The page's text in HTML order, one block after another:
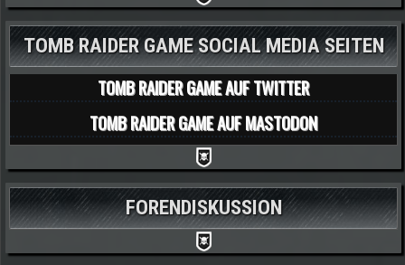
TOMB RAIDER GAME SOCIAL MEDIA SEITEN
TOMB RAIDER GAME AUF TWITTER
TOMB RAIDER GAME AUF MASTODON
FORENDISKUSSION